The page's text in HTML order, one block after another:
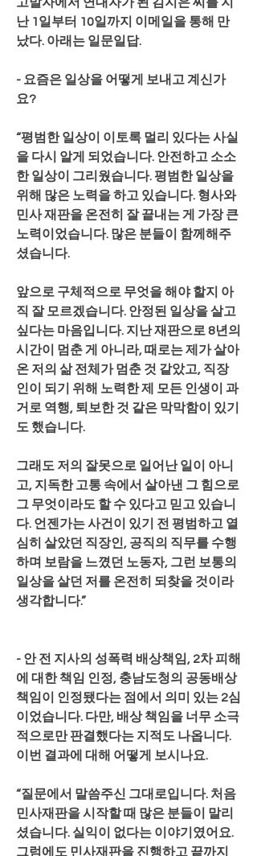
난 1일부터 10일까지 이메일을 통해 만
났다. 아래는 일문일답.
- 요즘은 일상을 어떻게 보내고 계신가
요?
“평범한 일상이 이토록 멀리 있다는 사실
을 다시 알게 되었습니다. 안전하고 소소
한 일상이 그리웠습니다. 평범한 일상을
위해 많은 노력을 하고 있습니다. 형사와
민사 재판을 온전히 잘 끝내는 게 가장 큰
노력이었습니다. 많은 분들이 함께해주
셨습니다.
앞으로 구체적으로 무엇을 해야 할지 아
직 잘 모르겠습니다. 안정된 일상을 살고
싶다는 마음입니다. 지난 재판으로 8년의
시간이 멈춘 게 아니라, 때로는 제가 살아
온 저의 삶 전체가 멈춘 것 같았고, 직장
인이 되기 위해 노력한 제 모든 인생이 과
거로 역행, 퇴보한 것 같은 막막함이 있기
도 했습니다.
그래도 저의 잘못으로 일어난 일이 아니
고, 지독한 고통 속에서 살아낸 그 힘으로
그 무엇이라도 할 수 있다고 믿고 있습니
다. 언젠가는 사건이 있기 전 평범하고 열
심히 살았던 직장인, 공직의 직무를 수행
하며 보람을 느꼈던 노동자, 그런 보통의
일상을 살던 저를 온전히 되찾을 것이라
생각합니다.”
- 안 전 지사의 성폭력 배상책임, 2차 피해
에 대한 책임 인정, 충남도청의 공동배상
책임이 인정됐다는 점에서 의미 있는 2심
이었습니다. 다만, 배상 책임을 너무 소극
적으로만 판결했다는 지적도 나옵니다.
이번 결과에 대해 어떻게 보시나요.
“질문에서 말씀주신 그대로입니다. 처음
민사재판을 시작할 때 많은 분들이 말리
셨습니다. 실익이 없다는 이야기였어요.
그럼에도 민사재판을 진행하고 끝까지